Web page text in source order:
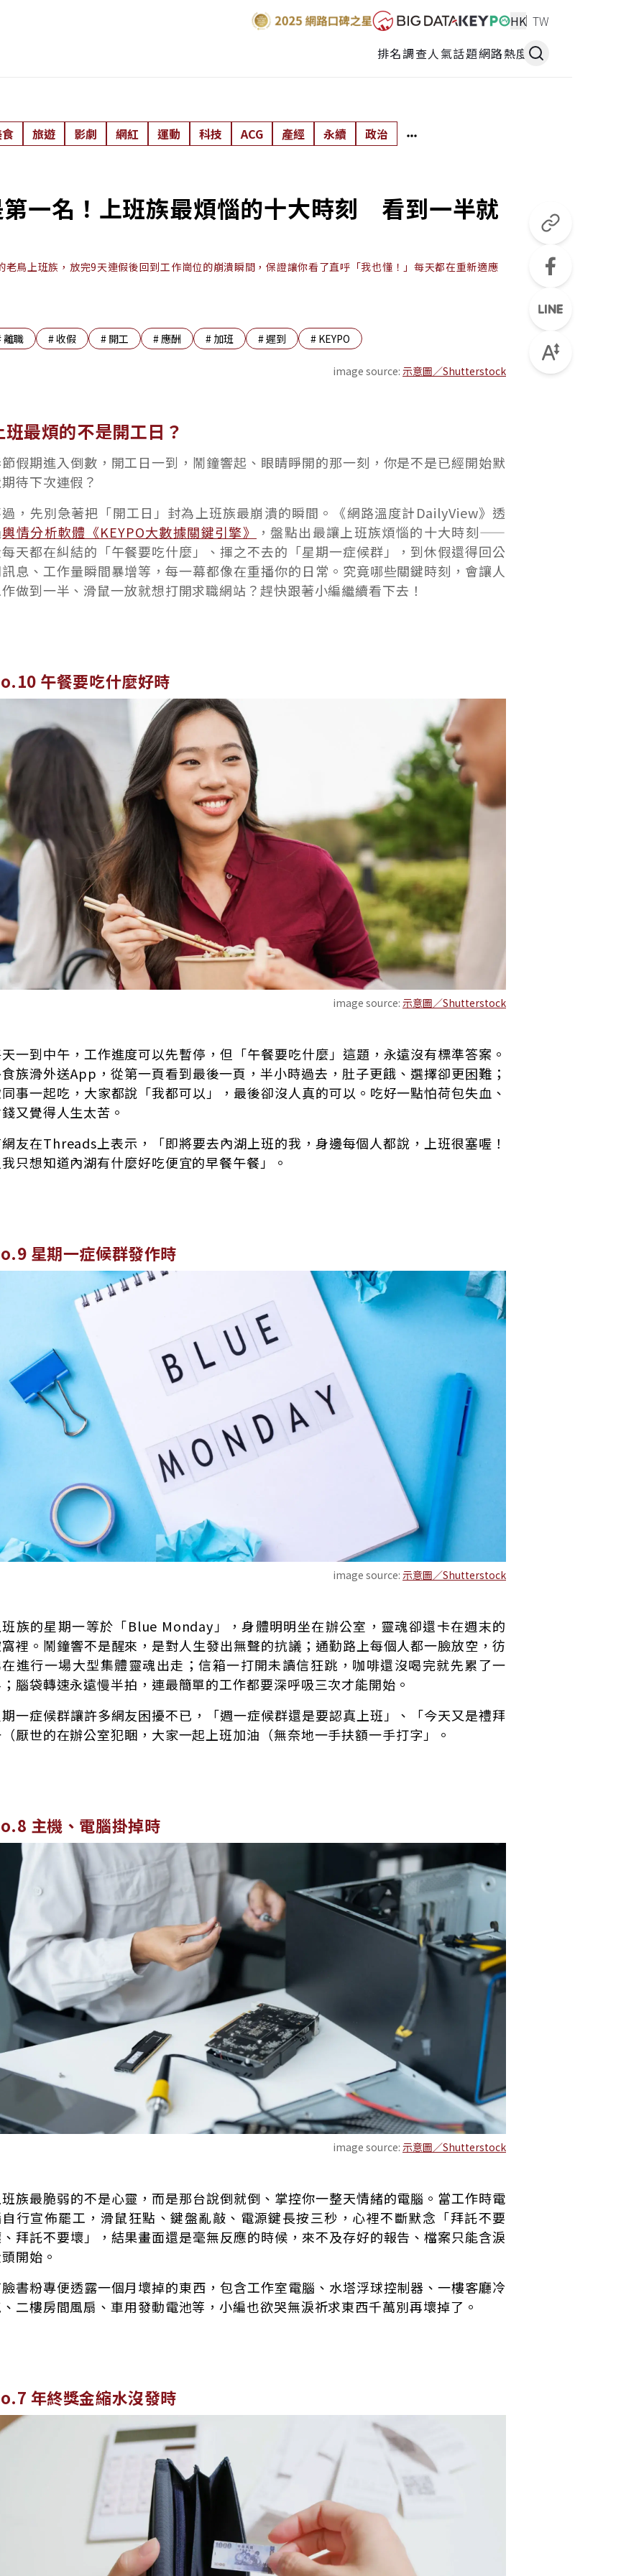
HK TW
排名調查人氣話題網路熱度
旅遊 影劇 網紅 運動 科技 ACG 產經 永續 政治
一名！上班族最煩惱的十大時刻 看到一半就
鳥上班族，放完9天連假後回到工作崗位的崩潰瞬間，保證讓你看了直呼「我也懂！」每天都在重新適應
離職 #收假 # 開工 #應酬 # 加班 #遲到 # KEYPO
image source: 示意圖／Shutterstock
班最煩的不是開工日？
假期進入倒數，開工日一到，鬧鐘響起、眼睛睜開的那一刻，你是不是已經開始默
待下次連假？
，先別急著把「開工日」封為上班族最崩潰的瞬間。《網路溫度計DailyView》透
輿情分析軟體《KEYPO大數據關鍵引擎》
，盤點出最讓上班族煩惱的十大時刻——
天都在糾結的「午餐要吃什麼」、揮之不去的「星期一症候群」，到休假還得回公
息、工作量瞬間暴增等，每一幕都像在重播你的日常。究竟哪些關鍵時刻，會讓人
做到一半、滑鼠一放就想打開求職網站？趕快跟著小編繼續看下去！
午餐要吃什麼好時
image source: 示意圖／Shutterstock
一到中午，工作進度可以先暫停，但「午餐要吃什麼」這題，永遠沒有標準答案。
族滑外送App，從第一頁看到最後一頁，半小時過去，肚子更餓、選擇卻更困難；
事一起吃，大家都說「我都可以」，最後卻沒人真的可以。吃好一點怕荷包失血、
又覺得人生太苦。
友在Threads上表示，「即將要去內湖上班的我，身邊每個人都說，上班很塞喔！
只想知道內湖有什麼好吃便宜的早餐午餐」。
星期一症候群發作時
image source: 示意圖／Shutterstock
族的星期一等於「Blue Monday」，身體明明坐在辦公室，靈魂卻還卡在週末的
裡。鬧鐘響不是醒來，是對人生發出無聲的抗議；通勤路上每個人都一臉放空，彷
進行一場大型集體靈魂出走；信箱一打開未讀信狂跳，咖啡還沒喝完就先累了一
腦袋轉速永遠慢半拍，連最簡單的工作都要深呼吸三次才能開始。
一症候群讓許多網友困擾不已，「週一症候群還是要認真上班」、「今天又是禮拜
厭世的在辦公室犯睏，大家一起上班加油（無奈地一手扶額一手打字」。
主機、電腦掛掉時
image source: 示意圖／Shutterstock
族最脆弱的不是心靈，而是那台說倒就倒、掌控你一整天情緒的電腦。當工作時電
行宣佈罷工，滑鼠狂點、鍵盤亂敲、電源鍵長按三秒，心裡不斷默念「拜託不要
拜託不要壞」，結果畫面還是毫無反應的時候，來不及存好的報告、檔案只能含淚
開始。
書粉專便透露一個月壞掉的東西，包含工作室電腦、水塔浮球控制器、一樓客廳冷
二樓房間風扇、車用發動電池等，小編也欲哭無淚祈求東西千萬別再壞掉了。
年終獎金縮水沒發時